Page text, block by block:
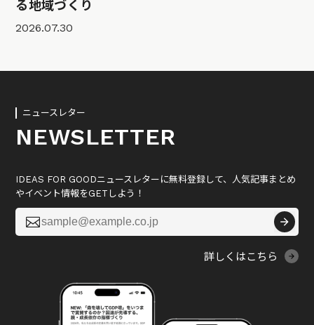
る地域づくり
2026.07.30
ニュースレター
NEWSLETTER
IDEAS FOR GOODニュースレターに無料登録して、人気記事まとめ
やイベント情報をGETしよう！

詳しくはこちら